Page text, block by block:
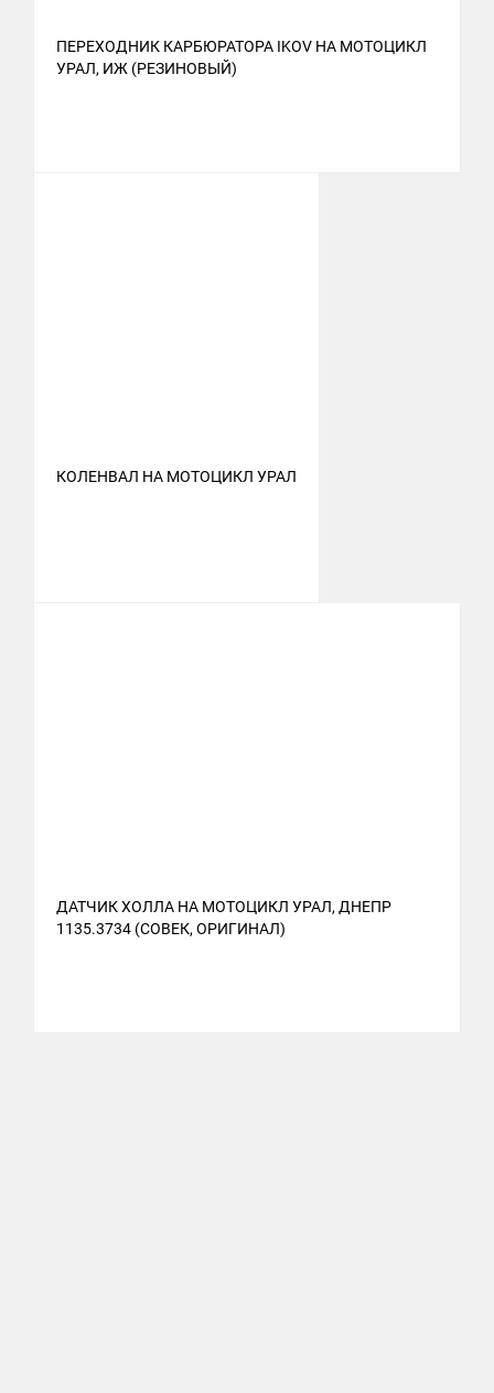
ПЕРЕХОДНИК КАРБЮРАТОРА IKOV НА МОТОЦИКЛ
УРАЛ, ИЖ (РЕЗИНОВЫЙ)
КОЛЕНВАЛ НА МОТОЦИКЛ УРАЛ
ДАТЧИК ХОЛЛА НА МОТОЦИКЛ УРАЛ, ДНЕПР
1135.3734 (СОВЕК, ОРИГИНАЛ)